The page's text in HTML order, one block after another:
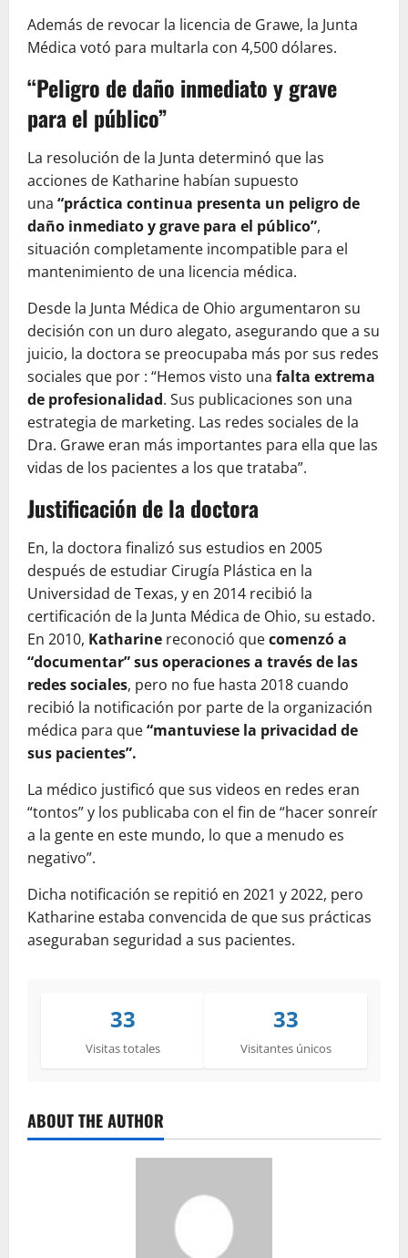
Además de revocar la licencia de Grawe, la Junta
Médica votó para multarla con 4,500 dólares.
“Peligro de daño inmediato y grave
para el público”
La resolución de la Junta determinó que las
acciones de Katharine habían supuesto
una “práctica continua presenta un peligro de
daño inmediato y grave para el público”,
situación completamente incompatible para el
mantenimiento de una licencia médica.
Desde la Junta Médica de Ohio argumentaron su
decisión con un duro alegato, asegurando que a su
juicio, la doctora se preocupaba más por sus redes
sociales que por : “Hemos visto una falta extrema
de profesionalidad. Sus publicaciones son una
estrategia de marketing. Las redes sociales de la
Dra. Grawe eran más importantes para ella que las
vidas de los pacientes a los que trataba”.
Justificación de la doctora
En, la doctora finalizó sus estudios en 2005
después de estudiar Cirugía Plástica en la
Universidad de Texas, y en 2014 recibió la
certificación de la Junta Médica de Ohio, su estado.
En 2010, Katharine reconoció quecomenzó a
“documentar” sus operaciones a través de las
redes sociales, pero no fue hasta 2018 cuando
recibió la notificación por parte de la organización
médica para que“mantuviese la privacidad de
sus pacientes”.
La médico justificó que sus videos en redes eran
“tontos” y los publicaba con el fin de “hacer sonreír
a la gente en este mundo, lo que a menudo es
negativo”.
Dicha notificación se repitió en 2021 y 2022, pero
Katharine estaba convencida de que sus prácticas
aseguraban seguridad a sus pacientes.
33
Visitas totales
33
Visitantes únicos
ABOUT THE AUTHOR